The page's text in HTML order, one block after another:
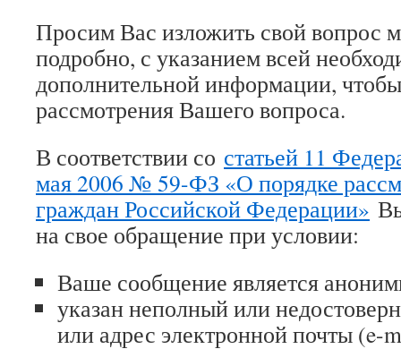
Просим Вас изложить свой вопрос
подробно, с указанием всей
дополнительной информации,
рассмотрения Вашего вопроса.
В соответствии со статьей 11
мая 2006 № 59-ФЗ «О порядке
граждан Российской Федерации»
на свое обращение при условии:
Ваше сообщение является
указан неполный или
или адрес электронной почты (e-